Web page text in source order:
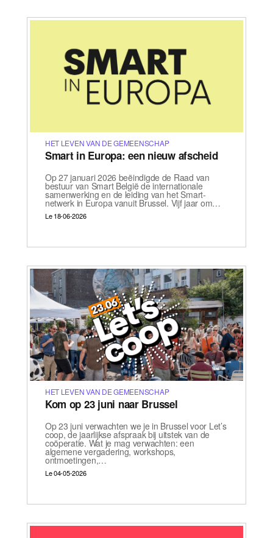
HET LEVEN VAN DE GEMEENSCHAP
Smart in Europa: een nieuw afscheid
Op 27 januari 2026 beëindigde de Raad van
bestuur van Smart België de internationale
samenwerking en de leiding van het Smart-
netwerk in Europa vanuit Brussel. Vijf jaar om…
Le 18-06-2026
HET LEVEN VAN DE GEMEENSCHAP
Kom op 23 juni naar Brussel
Op 23 juni verwachten we je in Brussel voor Let’s
coop, de jaarlijkse afspraak bij uitstek van de
coöperatie. Wat je mag verwachten: een
algemene vergadering, workshops,
ontmoetingen,…
Le 04-05-2026